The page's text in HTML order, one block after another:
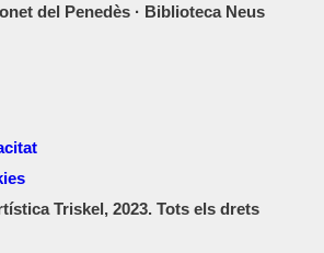
del Penedès · Biblioteca Neus
Triskel, 2023. Tots els drets